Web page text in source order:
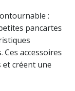
:
pancartes
accessoires
et créent une